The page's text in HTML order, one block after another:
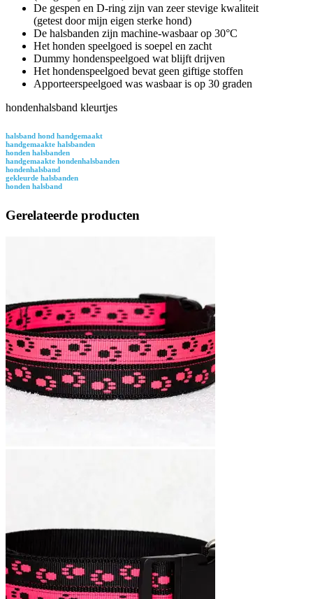
De gespen en D-ring zijn van zeer stevige kwaliteit
(getest door mijn eigen sterke hond)
De halsbanden zijn machine-wasbaar op 30°C
Het honden speelgoed is soepel en zacht
Dummy hondenspeelgoed wat blijft drijven
Het hondenspeelgoed bevat geen giftige stoffen
Apporteerspeelgoed was wasbaar is op 30 graden
hondenhalsband kleurtjes
halsband hond handgemaakt
handgemaakte halsbanden
honden halsbanden
handgemaakte hondenhalsbanden
hondenhalsband
gekleurde halsbanden
honden halsband
Gerelateerde producten